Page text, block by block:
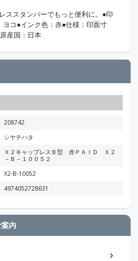
ススタンパーでもっと便利に。●印
コ●インク色：赤●仕様：印面寸
産国：日本
208742
シヤチハタ
Ｘ２キャップレスＢ型 赤ＰＡＩＤ Ｘ２
－Ｂ－１００５２
X2-B-10052
4974052728631
内